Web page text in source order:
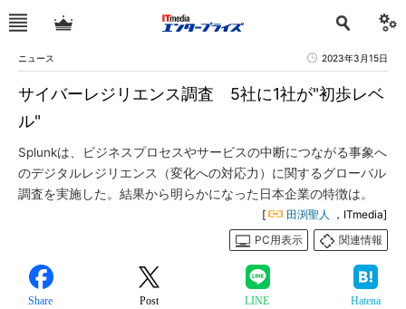
ニュース 2023年3月15日
サイバーレジリエンス調査 5社に1社が"初歩レベ
ル"
Splunkは、ビジネスプロセスやサービスの中断につながる事象へ
のデジタルレジリエンス（変化への対応力）に関するグローバル
調査を実施した。結果から明らかになった日本企業の特徴は。
[ 田渕聖人
，ITmedia]
PC用表示
関連情報
Share Post LINE Hatena